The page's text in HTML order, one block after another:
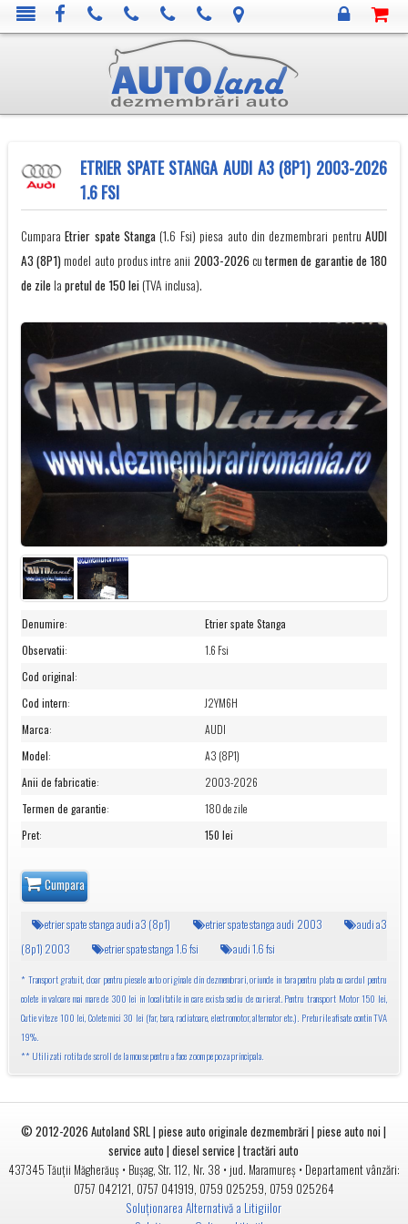
ETRIER SPATE STANGA AUDI A3 (8P1) 2003-2026
1.6 FSI
CumparaEtrier spate Stanga (1.6 Fsi) piesa auto din dezmembrari pentruAUDI
A3 (8P1) model auto produs intre anii 2003-2026 cutermen de garantie de 180
de zile la pretul de 150 lei(TVA inclusa).
Denumire:
Etrier spate Stanga
Observatii:
1.6 Fsi
Cod original:
Cod intern:
J2YM6H
Marca:
AUDI
Model:
A3 (8P1)
Anii de fabricatie:
2003-2026
Termen de garantie:
180 de zile
Pret: 150 lei
Cumpara
etrier spate stanga audi a3 (8p1) etrier spate stanga audi 2003
audi a3
(8p1) 2003
etrier spate stanga 1.6 fsi audi 1.6 fsi
* Transport gratuit, doar pentru piesele auto originale din dezmembrari, oriunde in tara pentru plata cu cardul pentru
colete in valoare mai mare de 300 lei in localitatile in care exista sediu de curierat. Pentru transport Motor 150 lei,
Cutie viteze 100 lei, Colete mici 30 lei (far, bara, radiatoare, electromotor, alternator etc.). Preturile afisate contin TVA
19%.
** Utilizati rotita de scroll de la mouse pentru a face zoom pe poza principala.
© 2012-2026Autoland SRL | piese auto originale dezmembrări | piese auto noi |
service auto | diesel service | tractări auto
437345 Tăuții Măgherăuș• Bușag, Str. 112, Nr. 38 • jud. Maramureș • Departament vânzări:
0757 042121, 0757 041919, 0759 025259, 0759 025264
Soluționarea Alternativă a Litigiilor